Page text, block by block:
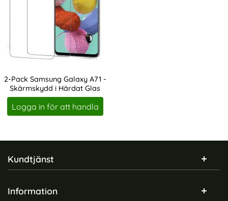
2-Pack Samsung Galaxy A71 -
Skärmskydd i Härdat Glas
Art. nr 12366
Logga in för att handla
Sidfot Blandad info och länkar
Kundtjänst
Information